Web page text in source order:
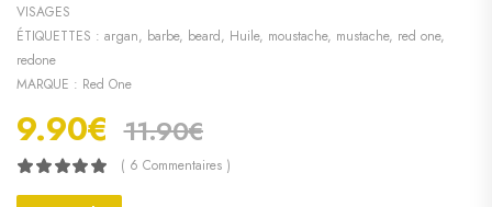
VISAGES
ÉTIQUETTES : argan, barbe, beard, Huile, moustache, mustache, red one,
redone
MARQUE : Red One
9.90€ 11.90€
( 6 Commentaires )